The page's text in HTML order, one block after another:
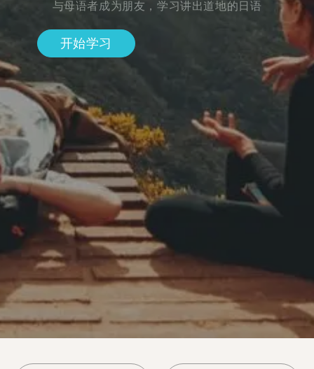
与母语者成为朋友，学习讲出道地的日语
开始学习